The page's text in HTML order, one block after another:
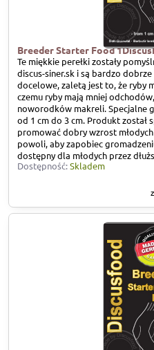
Breeder Starter Food
Te miękkie perełki zostały
discus-siner.sk i są bardzo
docelowe, zaletą jest to, że ryby
czemu ryby mają mniej
noworodków makreli. Specjalne
od 1 cm do 3 cm. Produkt został
promować dobry wzrost
powoli, aby zapobiec
dostępny dla młodych przez
Dostępność:Skladem